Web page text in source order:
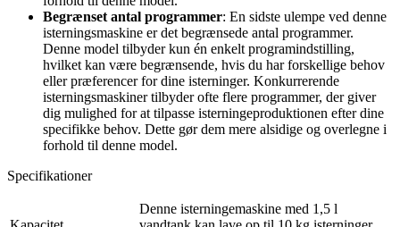
Begrænset antal programmer: En sidste ulempe ved denne
isterningsmaskine er det begrænsede antal programmer.
Denne model tilbyder kun én enkelt programindstilling,
hvilket kan være begrænsende, hvis du har forskellige behov
eller præferencer for dine isterninger. Konkurrerende
isterningsmaskiner tilbyder ofte flere programmer, der giver
dig mulighed for at tilpasse isterningeproduktionen efter dine
specifikke behov. Dette gør dem mere alsidige og overlegne i
forhold til denne model.
Specifikationer
Denne isterningemaskine med 1,5 l